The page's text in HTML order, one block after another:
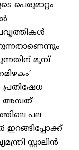
പെരുമാറ്റം
മുമ്പ്
അമ്പത്
പല
ഇറങ്ങിപ്പോക്ക്
സ്റ്റാലിൻ